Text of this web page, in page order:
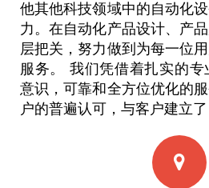
他其他科技领域中的自动化
力。在自动化产品设计、产
层把关，努力做到为每一位
服务。 我们凭借着扎实的
意识，可靠和全方位优化的
户的普遍认可，与客户建立了